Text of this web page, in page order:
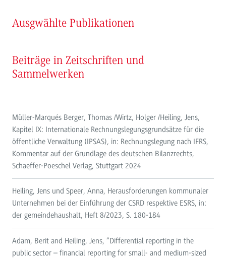
Ausgwählte Publikationen
Beiträge in Zeitschriften und
Sammelwerken
Müller-Marqués Berger, Thomas /Wirtz, Holger /Heiling, Jens,
Kapitel IX: Internationale Rechnungslegungsgrundsätze für die
öffentliche Verwaltung (IPSAS), in: Rechnungslegung nach IFRS,
Kommentar auf der Grundlage des deutschen Bilanzrechts,
Schaeffer-Poeschel Verlag, Stuttgart 2024
Heiling, Jens und Speer, Anna, Herausforderungen kommunaler
Unternehmen bei der Einführung der CSRD respektive ESRS, in:
der gemeindehaushalt, Heft 8/2023, S. 180-184
Adam, Berit and Heiling, Jens, “Differential reporting in the
public sector – financial reporting for small- and medium-sized